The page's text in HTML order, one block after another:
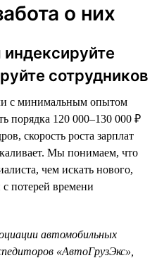
о них
сотрудников
с минимальным опытом
порядка 120 000–130 000 ₽
скорость роста зарплат
Мы понимаем, что
чем искать нового,
потерей времени
автомобильных
«АвтоГрузЭкс»,